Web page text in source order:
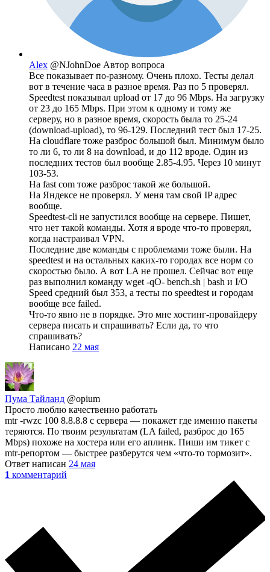
Alex @NJohnDoe Автор вопроса
Все показывает по-разному. Очень плохо. Тесты делал
вот в течение часа в разное время. Раз по 5 проверял.
Speedtest показывал upload от 17 до 96 Mbps. На загрузку
от 23 до 165 Mbps. При этом к одному и тому же
серверу, но в разное время, скорость была то 25-24
(download-upload), то 96-129. Последний тест был 17-25.
На cloudflare тоже разброс большой был. Минимум было
то ли 6, то ли 8 на download, и до 112 вроде. Один из
последних тестов был вообще 2.85-4.95. Через 10 минут
103-53.
На fast com тоже разброс такой же большой.
На Яндексе не проверял. У меня там свой IP адрес
вообще.
Speedtest-cli не запустился вообще на сервере. Пишет,
что нет такой команды. Хотя я вроде что-то проверял,
когда настраивал VPN.
Последние две команды с проблемами тоже были. На
speedtest и на остальных каких-то городах все норм со
скоростью было. А вот LA не прошел. Сейчас вот еще
раз выполнил команду wget -qO- bench.sh | bash и I/O
Speed средний был 353, а тесты по speedtest и городам
вообще все failed.
Что-то явно не в порядке. Это мне хостинг-провайдеру
сервера писать и спрашивать? Если да, то что
спрашивать?
Написано 22 мая
Пума Тайланд @opium
Просто люблю качественно работать
mtr -rwzc 100 8.8.8.8 с сервера — покажет где именно пакеты
теряются. По твоим результатам (LA failed, разброс до 165
Mbps) похоже на хостера или его аплинк. Пиши им тикет с
mtr-репортом — быстрее разберутся чем «что-то тормозит».
Ответ написан 24 мая
1 комментарий